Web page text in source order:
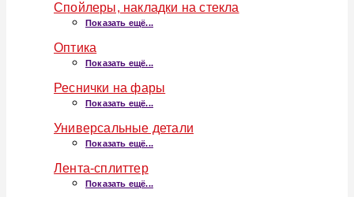
Спойлеры, накладки на стекла
Показать ещё...
Оптика
Показать ещё...
Реснички на фары
Показать ещё...
Универсальные детали
Показать ещё...
Лента-сплиттер
Показать ещё...